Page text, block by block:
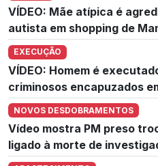
VÍDEO: Mãe atípica é
autista em shopping de
EXECUÇÃO
VÍDEO: Homem é
criminosos encapuzados
NOVOS DESDOBRAMENTOS
Vídeo mostra PM preso
ligado à morte de